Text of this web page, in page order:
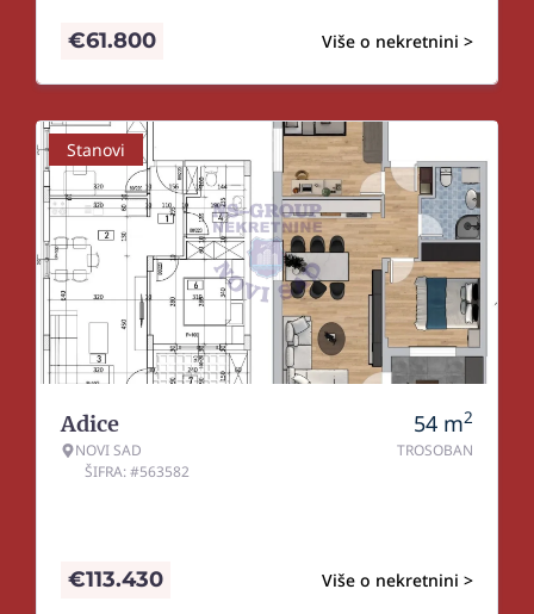
Više o nekretnini >
€61.800
Stanovi
Adice
NOVI SAD
ŠIFRA: #563582
54 m2
TROSOBAN
Više o nekretnini >
€113.430